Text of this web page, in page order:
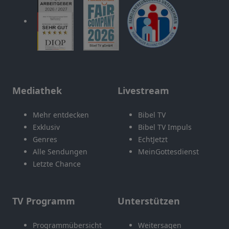
Mediathek
Mehr entdecken
Exklusiv
Genres
Alle Sendungen
Letzte Chance
Livestream
Bibel TV
Bibel TV Impuls
EchtJetzt
MeinGottesdienst
TV Programm
Programmübersicht
Unterstützen
Weitersagen